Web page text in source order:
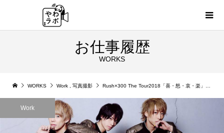
お仕事履歴
WORKS
WORKS Work 写真撮影 Rush×300 The Tour2018「喜・怒・哀・楽」ライブ撮影
Work